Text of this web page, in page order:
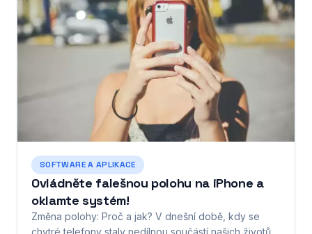
SOFTWARE A APLIKACE
Ovládněte falešnou polohu na iPhone a
oklamte systém!
Změna polohy: Proč a jak? V dnešní době, kdy se
chytré telefony staly nedílnou součástí našich životů,